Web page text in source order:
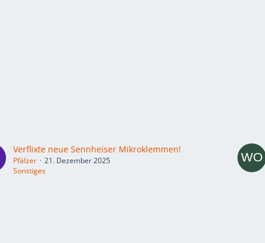
Verflixte neue Sennheiser Mikroklemmen!
Pfälzer
21. Dezember 2025
Sonstiges